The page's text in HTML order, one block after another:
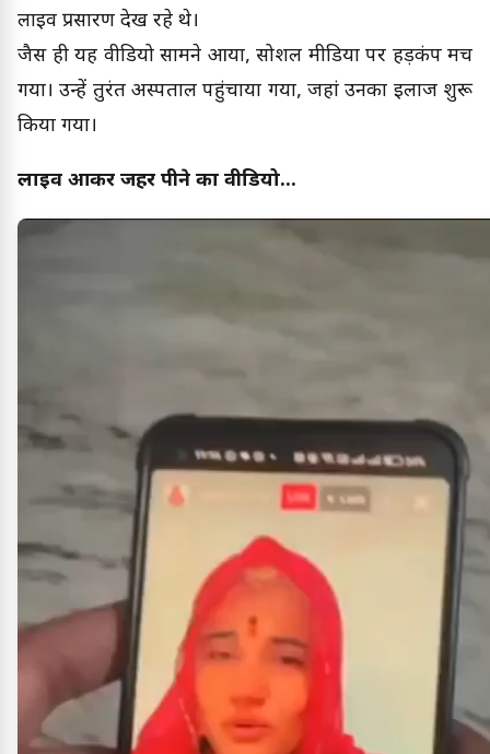
लाइव प्रसारण देख रहे थे।
जैस ही यह वीडियो सामने आया, सोशल मीडिया पर हड़कंप मच
गया। उन्हें तुरंत अस्पताल पहुंचाया गया, जहां उनका इलाज शुरू
किया गया।
लाइव आकर जहर पीने का वीडियो...